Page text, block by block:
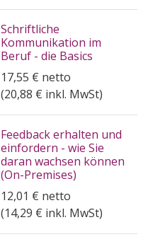
Schriftliche
Kommunikation im
Beruf - die Basics
17,55 € netto
(20,88 € inkl. MwSt)
Feedback erhalten und
einfordern - wie Sie
daran wachsen können
(On-Premises)
12,01 € netto
(14,29 € inkl. MwSt)